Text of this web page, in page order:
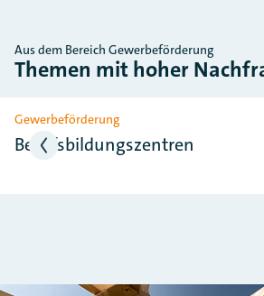
Aus dem Bereich Gewerbeförderung
Themen mit hoher
Slider überspringen
Gewerbeförderung
Berufsbildungszentren